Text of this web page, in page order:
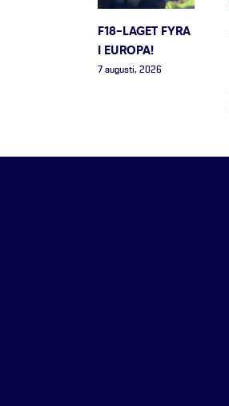
F18-LAGET FYRA
I EUROPA!
7 augusti, 2026